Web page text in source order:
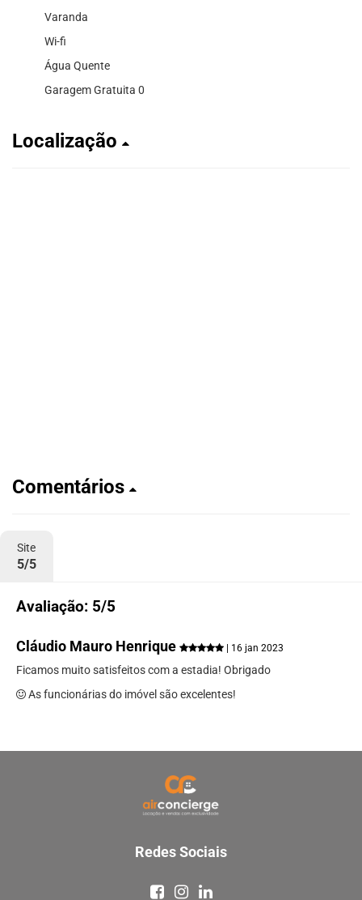
Varanda
Wi-fi
Água Quente
Garagem Gratuita 0
Localização
Comentários
Site
5/5
Avaliação: 5/5
Cláudio Mauro Henrique | 16 jan 2023
Ficamos muito satisfeitos com a estadia! Obrigado
As funcionárias do imóvel são excelentes!
Redes Sociais